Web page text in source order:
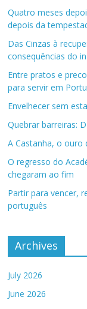
Quatro meses
depois da
Das Cinzas à
consequências do
Entre pratos e
para servir em
Envelhecer sem
Quebrar barreiras:
A Castanha, o ouro
O regresso do
chegaram ao fim
Partir para vencer,
português
Archives
July 2026
June 2026